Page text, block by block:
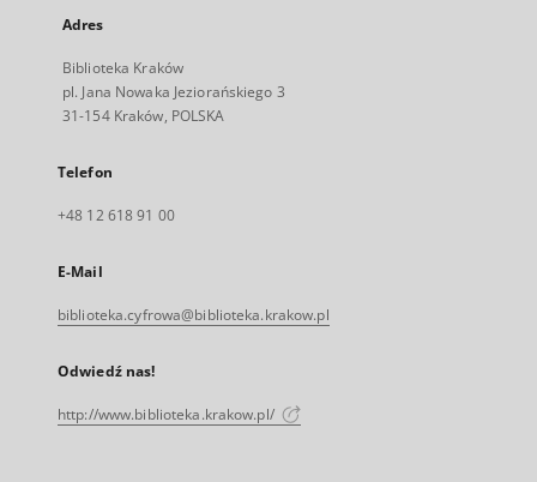
Adres
Biblioteka Kraków
pl. Jana Nowaka Jeziorańskiego 3
31-154 Kraków, POLSKA
Telefon
+48 12 618 91 00
E-Mail
biblioteka.cyfrowa@biblioteka.krakow.pl
Odwiedź nas!
http://www.biblioteka.krakow.pl/